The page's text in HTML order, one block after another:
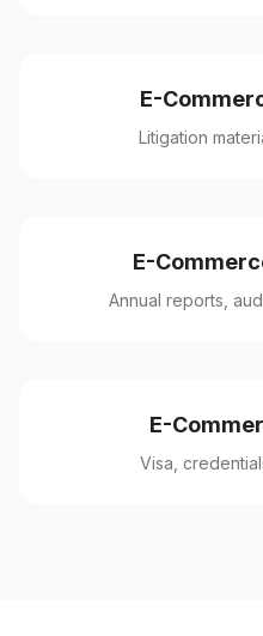
E-
Litigation
E-
Annual reports,
E-
Visa,